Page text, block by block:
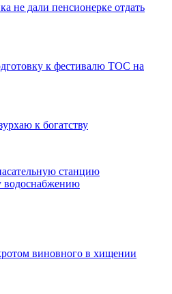
не дали пенсионерке отдать
к фестивалю ТОС на
к богатству
станцию
водоснабжению
виновного в хищении